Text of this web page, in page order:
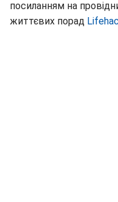
посиланням на
життєвих порад